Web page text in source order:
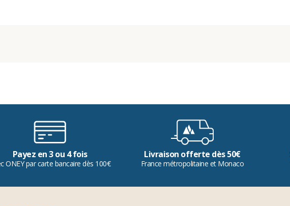
Payez en 3 ou 4 fois
ONEY par carte bancaire dès 100€
Livraison offerte dès 50€
France métropolitaine et Monaco